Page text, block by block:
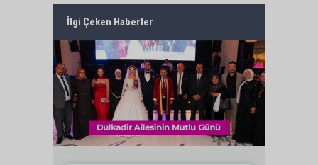
İlgi Çeken Haberler